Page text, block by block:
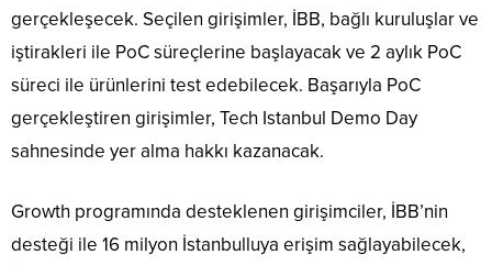
gerçekleşecek. Seçilen girişimler, İBB, bağlı kuruluşlar ve
iştirakleri ile PoC süreçlerine başlayacak ve 2 aylık PoC
süreci ile ürünlerini test edebilecek. Başarıyla PoC
gerçekleştiren girişimler, Tech Istanbul Demo Day
sahnesinde yer alma hakkı kazanacak.
Growth programında desteklenen girişimciler, İBB’nin
desteği ile 16 milyon İstanbulluya erişim sağlayabilecek,